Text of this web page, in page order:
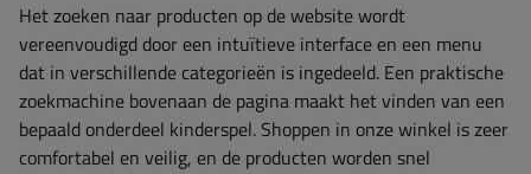
Het zoeken naar producten op de website wordt
vereenvoudigd door een intuïtieve interface en een menu
dat in verschillende categorieën is ingedeeld. Een praktische
zoekmachine bovenaan de pagina maakt het vinden van een
bepaald onderdeel kinderspel. Shoppen in onze winkel is zeer
comfortabel en veilig, en de producten worden snel